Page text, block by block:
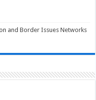
and Border Issues Networks